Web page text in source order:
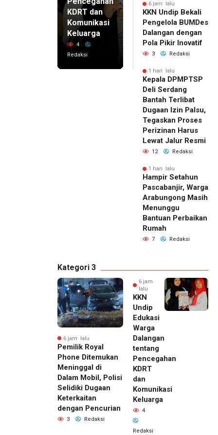
KDRT dan
Komunikasi
Keluarga
4
Redaksi
6 jam lalu
KKN Undip Bekali
Pengelola BUMDes
Dalangan dengan
Pola Pikir Inovatif
3 Redaksi
1 hari lalu
Kepala DPMPTSP
Deli Serdang
Bantah Terlibat
Dugaan Izin Palsu,
Tegaskan Proses
Perizinan Harus
Lewat Jalur Resmi
12 Redaksi
1 hari lalu
Hampir Setahun
Pascabanjir, Warga
Arabungong Masih
Menunggu
Bantuan Perbaikan
Rumah
7 Redaksi
Kategori 3
6 jam lalu
Pemilik Royal
Phone Ditemukan
Meninggal di
Dalam Mobil, Polisi
Selidiki Dugaan
Keterkaitan
dengan Pencurian
3 Redaksi
6 jam
lalu
KKN
Undip
Edukasi
Warga
Dalangan
tentang
Pencegahan
KDRT
dan
Komunikasi
Keluarga
4
Redaksi